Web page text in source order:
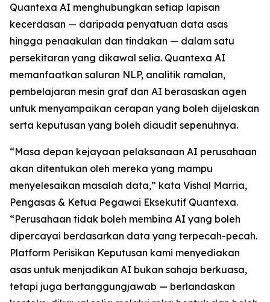
Quantexa AI menghubungkan setiap lapisan
kecerdasan — daripada penyatuan data asas
hingga penaakulan dan tindakan — dalam satu
persekitaran yang dikawal selia. Quantexa AI
memanfaatkan saluran NLP, analitik ramalan,
pembelajaran mesin graf dan AI berasaskan agen
untuk menyampaikan cerapan yang boleh dijelaskan
serta keputusan yang boleh diaudit sepenuhnya.
“Masa depan kejayaan pelaksanaan AI perusahaan
akan ditentukan oleh mereka yang mampu
menyelesaikan masalah data,” kata Vishal Marria,
Pengasas & Ketua Pegawai Eksekutif Quantexa.
“Perusahaan tidak boleh membina AI yang boleh
dipercayai berdasarkan data yang terpecah-pecah.
Platform Perisikan Keputusan kami menyediakan
asas untuk menjadikan AI bukan sahaja berkuasa,
tetapi juga bertanggungjawab — berlandaskan